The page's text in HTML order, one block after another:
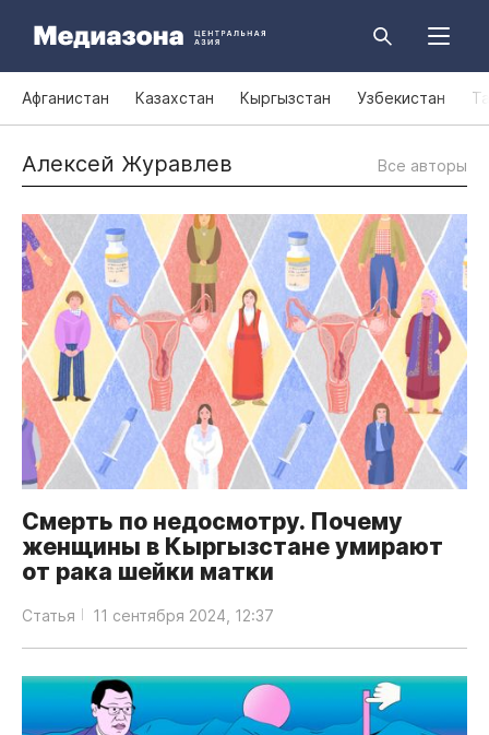
Афганистан Казахстан Кыргызстан Узбекистан
Алексей Журавлев Все авторы
Смерть по недосмотру. Почему
женщины в Кыргызстане умирают
от рака шейки матки
Статья 11 сентября 2024, 12:37